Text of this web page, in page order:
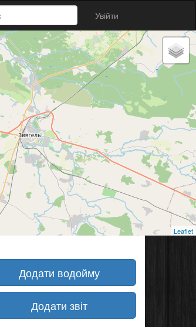
Увійти
Leaflet
Додати водойму
Додати звіт